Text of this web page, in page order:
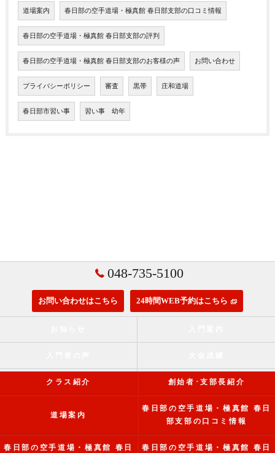
道場案内 春日部の空手道場・極真館 春日部支部の口コミ情報
春日部の空手道場・極真館 春日部支部の評判
春日部の空手道場・極真館 春日部支部のお客様の声 お問い合わせ
プライバシーポリシー 審査 黒帯 庄和道場
春日部市習い事 習い事 幼年
048-735-5100
お問い合わせはこちら 24時間WEB予約はこちら
クラス紹介 創始者･支部長紹介
道場案内
春日部の空手道場・極真館 春日
部支部の口コミ情報
春日部の空手道場・極真館 春日
春日部の空手道場・極真館 春日